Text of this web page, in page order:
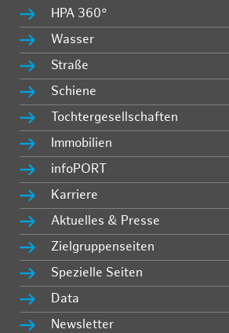
HPA 360°
Wasser
Straße
Schiene
Tochtergesellschaften
Immobilien
infoPORT
Karriere
Aktuelles & Presse
Zielgruppenseiten
Spezielle Seiten
Data
Newsletter